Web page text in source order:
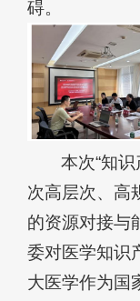
碍。
本次“知
次高层次、高
的资源对接与
委对医学知识
大医学作为国